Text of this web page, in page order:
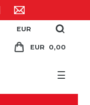
EUR
EUR 0,00
☰